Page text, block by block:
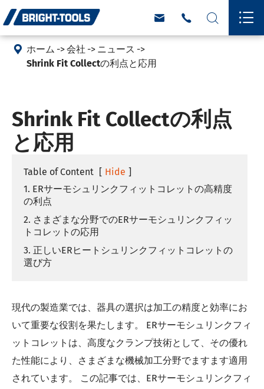
   
 ホーム 会社
ニュース
Shrink Fit Collectの利点と応用
Shrink Fit Collectの利点
と応用
Table of Content [ Hide ]
1. ERサーモシュリンクフィットコレットの高精度
の利点
2. さまざまな分野でのERサーモシュリンクフィッ
トコレットの応用
3. 正しいERヒートシュリンクフィットコレットの
選び方
現代の製造業では、器具の選択は加工の精度と効率にお
いて重要な役割を果たします。 ERサーモシュリンクフィ
ットコレットは、高度なクランプ技術として、その優れ
た性能により、さまざまな機械加工分野でますます適用
されています。 この記事では、ERサーモシュリンクフィ